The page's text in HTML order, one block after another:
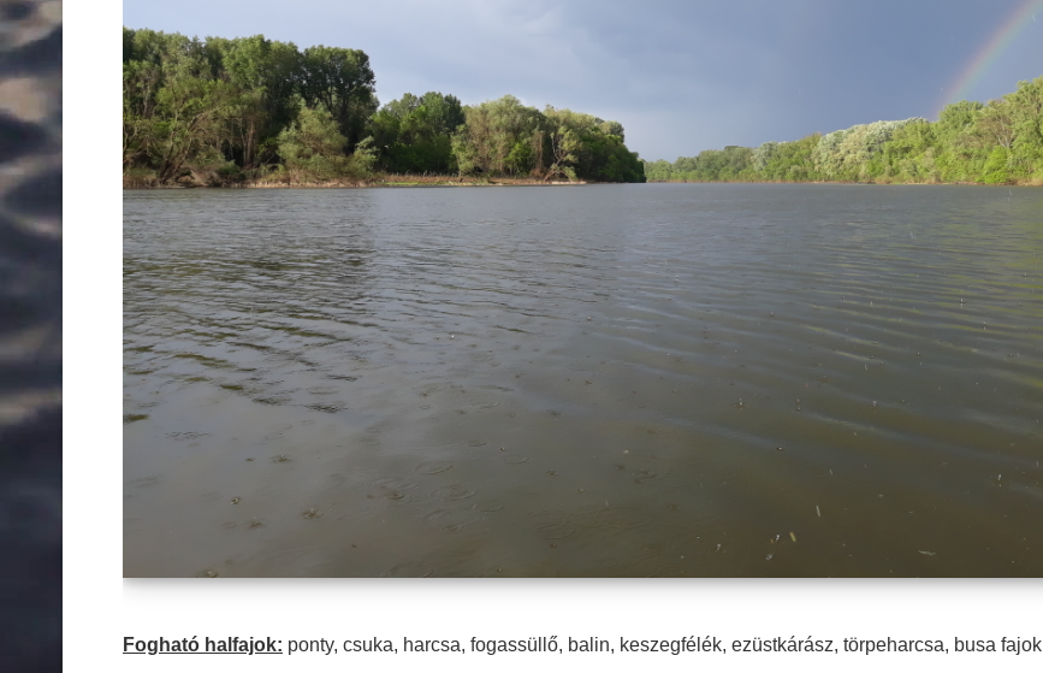
Fogható halfajok: ponty, csuka, harcsa, fogassüllő, balin, keszegfélék, ezüstkárász, törpeharcsa, busa fajok